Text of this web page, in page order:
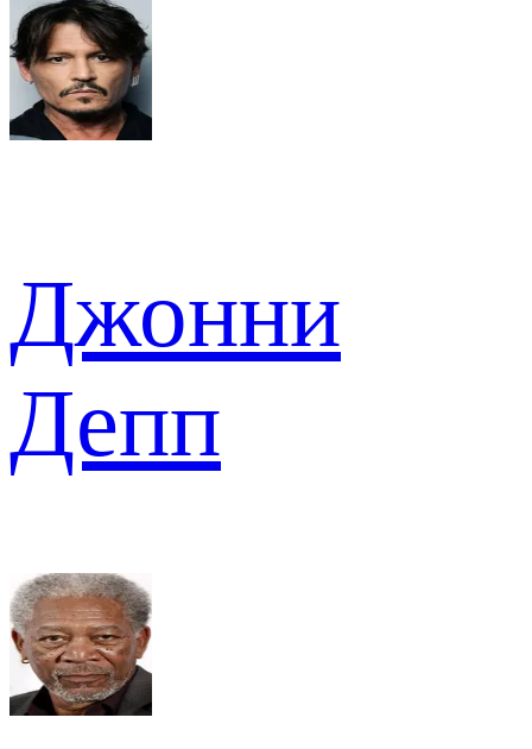
Джонни
Депп